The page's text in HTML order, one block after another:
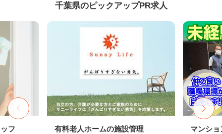
千葉県のピックアップPR求人
フ 有料老人ホームの施設管理
マンシ